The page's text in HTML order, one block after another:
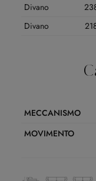
Divano
Divano
MECCANISMO
MOVIMENTO